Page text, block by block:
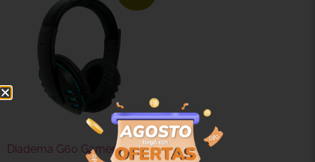
Diadema G60 Gamer